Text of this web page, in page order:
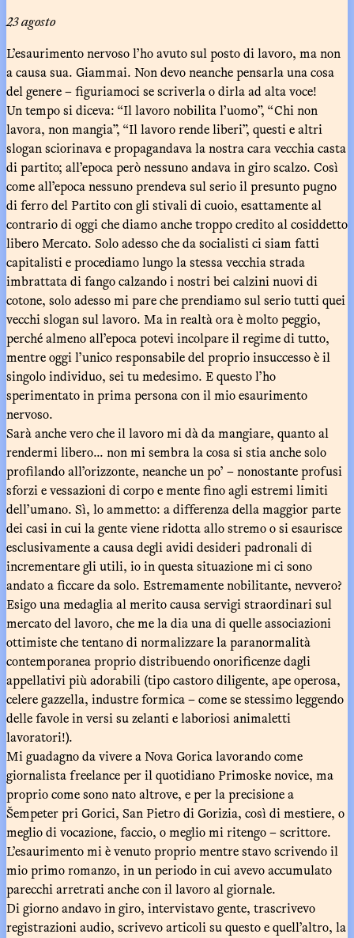
23 agosto
L’esaurimento nervoso l’ho avuto sul posto di lavoro, ma non
a causa sua. Giammai. Non devo neanche pensarla una cosa
del genere – figuriamoci se scriverla o dirla ad alta voce!
Un tempo si diceva: “Il lavoro nobilita l’uomo”, “Chi non
lavora, non mangia”, “Il lavoro rende liberi”, questi e altri
slogan sciorinava e propagandava la nostra cara vecchia casta
di partito; all’epoca però nessuno andava in giro scalzo. Così
come all’epoca nessuno prendeva sul serio il presunto pugno
di ferro del Partito con gli stivali di cuoio, esattamente al
contrario di oggi che diamo anche troppo credito al cosiddetto
libero Mercato. Solo adesso che da socialisti ci siam fatti
capitalisti e procediamo lungo la stessa vecchia strada
imbrattata di fango calzando i nostri bei calzini nuovi di
cotone, solo adesso mi pare che prendiamo sul serio tutti quei
vecchi slogan sul lavoro. Ma in realtà ora è molto peggio,
perché almeno all’epoca potevi incolpare il regime di tutto,
mentre oggi l’unico responsabile del proprio insuccesso è il
singolo individuo, sei tu medesimo. E questo l’ho
sperimentato in prima persona con il mio esaurimento
nervoso.
Sarà anche vero che il lavoro mi dà da mangiare, quanto al
rendermi libero... non mi sembra la cosa si stia anche solo
profilando all’orizzonte, neanche un po’ – nonostante profusi
sforzi e vessazioni di corpo e mente fino agli estremi limiti
dell’umano. Sì, lo ammetto: a differenza della maggior parte
dei casi in cui la gente viene ridotta allo stremo o si esaurisce
esclusivamente a causa degli avidi desideri padronali di
incrementare gli utili, io in questa situazione mi ci sono
andato a ficcare da solo. Estremamente nobilitante, nevvero?
Esigo una medaglia al merito causa servigi straordinari sul
mercato del lavoro, che me la dia una di quelle associazioni
ottimiste che tentano di normalizzare la paranormalità
contemporanea proprio distribuendo onorificenze dagli
appellativi più adorabili (tipo castoro diligente, ape operosa,
celere gazzella, industre formica – come se stessimo leggendo
delle favole in versi su zelanti e laboriosi animaletti
lavoratori!).
Mi guadagno da vivere a Nova Gorica lavorando come
giornalista freelance per il quotidiano Primoske novice, ma
proprio come sono nato altrove, e per la precisione a
Šempeter pri Gorici, San Pietro di Gorizia, così di mestiere, o
meglio di vocazione, faccio, o meglio mi ritengo – scrittore.
L’esaurimento mi è venuto proprio mentre stavo scrivendo il
mio primo romanzo, in un periodo in cui avevo accumulato
parecchi arretrati anche con il lavoro al giornale.
Di giorno andavo in giro, intervistavo gente, trascrivevo
registrazioni audio, scrivevo articoli su questo e quell’altro, la